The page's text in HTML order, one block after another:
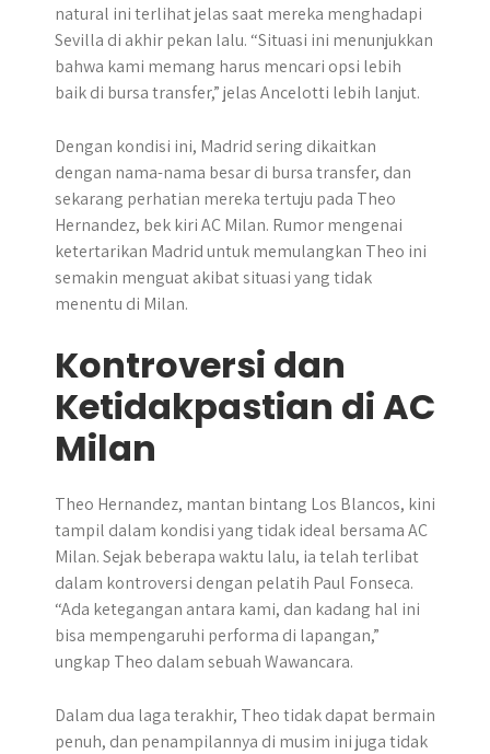
natural ini terlihat jelas saat mereka menghadapi
Sevilla di akhir pekan lalu. “Situasi ini menunjukkan
bahwa kami memang harus mencari opsi lebih
baik di bursa transfer,” jelas Ancelotti lebih lanjut.
Dengan kondisi ini, Madrid sering dikaitkan
dengan nama-nama besar di bursa transfer, dan
sekarang perhatian mereka tertuju pada Theo
Hernandez, bek kiri AC Milan. Rumor mengenai
ketertarikan Madrid untuk memulangkan Theo ini
semakin menguat akibat situasi yang tidak
menentu di Milan.
Kontroversi dan
Ketidakpastian di AC
Milan
Theo Hernandez, mantan bintang Los Blancos, kini
tampil dalam kondisi yang tidak ideal bersama AC
Milan. Sejak beberapa waktu lalu, ia telah terlibat
dalam kontroversi dengan pelatih Paul Fonseca.
“Ada ketegangan antara kami, dan kadang hal ini
bisa mempengaruhi performa di lapangan,”
ungkap Theo dalam sebuah Wawancara.
Dalam dua laga terakhir, Theo tidak dapat bermain
penuh, dan penampilannya di musim ini juga tidak